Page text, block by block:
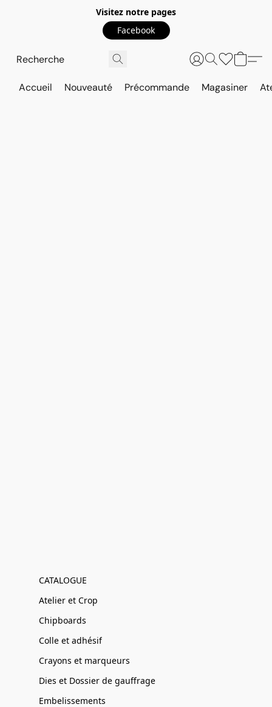
Visitez notre pages
Facebook
Accueil Nouveauté Précommande Magasiner
CATALOGUE
Atelier et Crop
Chipboards
Colle et adhésif
Crayons et marqueurs
Dies et Dossier de gauffrage
Embelissements